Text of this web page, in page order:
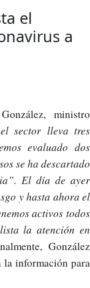
el
a
ministro
sector lleva tres
evaluado dos
se ha descartado
El día de ayer
y hasta ahora el
activos todos
la atención en
González
la información para